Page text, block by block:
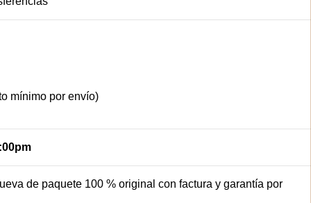
mínimo por envío)
de paquete 100 % original con factura y garantía por